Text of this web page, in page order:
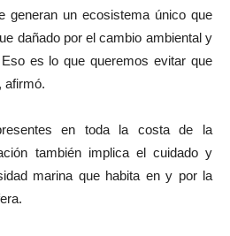
generan un ecosistema único que
dañado por el cambio ambiental y
es lo que queremos evitar que
afirmó.
en toda la costa de la
también implica el cuidado y
marina que habita en y por la